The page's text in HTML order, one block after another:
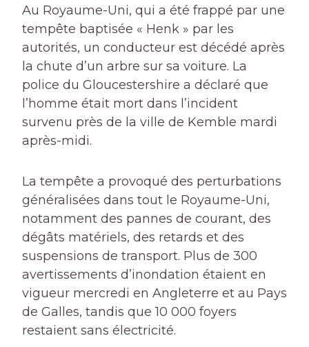
Au Royaume-Uni, qui a été frappé par une
tempête baptisée « Henk » par les
autorités, un conducteur est décédé après
la chute d’un arbre sur sa voiture. La
police du Gloucestershire a déclaré que
l’homme était mort dans l’incident
survenu près de la ville de Kemble mardi
après-midi.
La tempête a provoqué des perturbations
généralisées dans tout le Royaume-Uni,
notamment des pannes de courant, des
dégâts matériels, des retards et des
suspensions de transport. Plus de 300
avertissements d’inondation étaient en
vigueur mercredi en Angleterre et au Pays
de Galles, tandis que 10 000 foyers
restaient sans électricité.